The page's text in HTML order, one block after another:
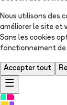
Nous utilisons des
améliorer le site et
Sans les cookies
fonctionnement de
Accepter tout